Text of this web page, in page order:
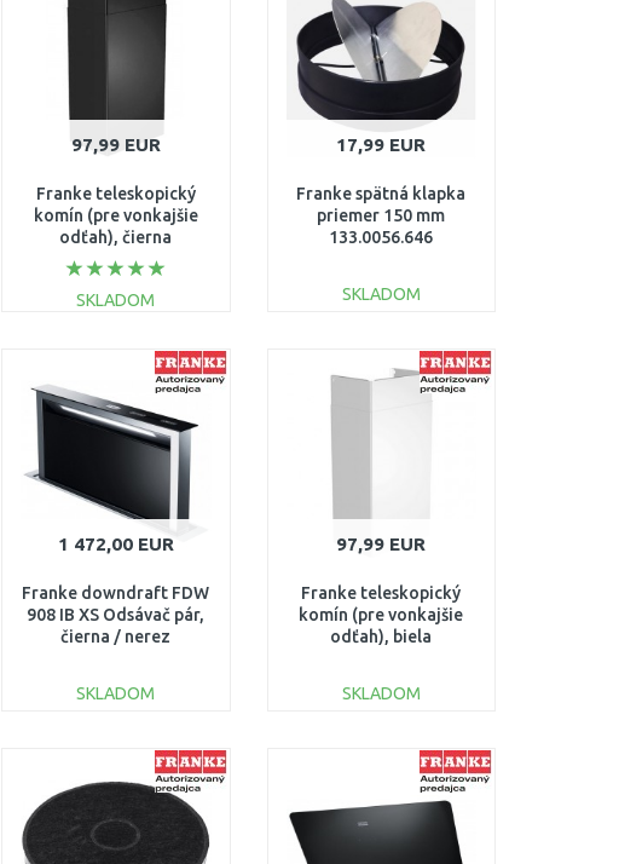
97,99 EUR
Franke teleskopický
komín (pre vonkajšie
odťah), čierna
112.0285.288
SKLADOM
DO KOŠÍKA
Porovnať
17,99 EUR
Franke spätná klapka
priemer 150 mm
133.0056.646
SKLADOM
Porovnať
1 472,00 EUR
Franke downdraft FDW
908 IB XS Odsávač pár,
čierna / nerez
SKLADOM
Porovnať
97,99 EUR
Franke teleskopický
komín (pre vonkajšie
odťah), biela
SKLADOM
Porovnať